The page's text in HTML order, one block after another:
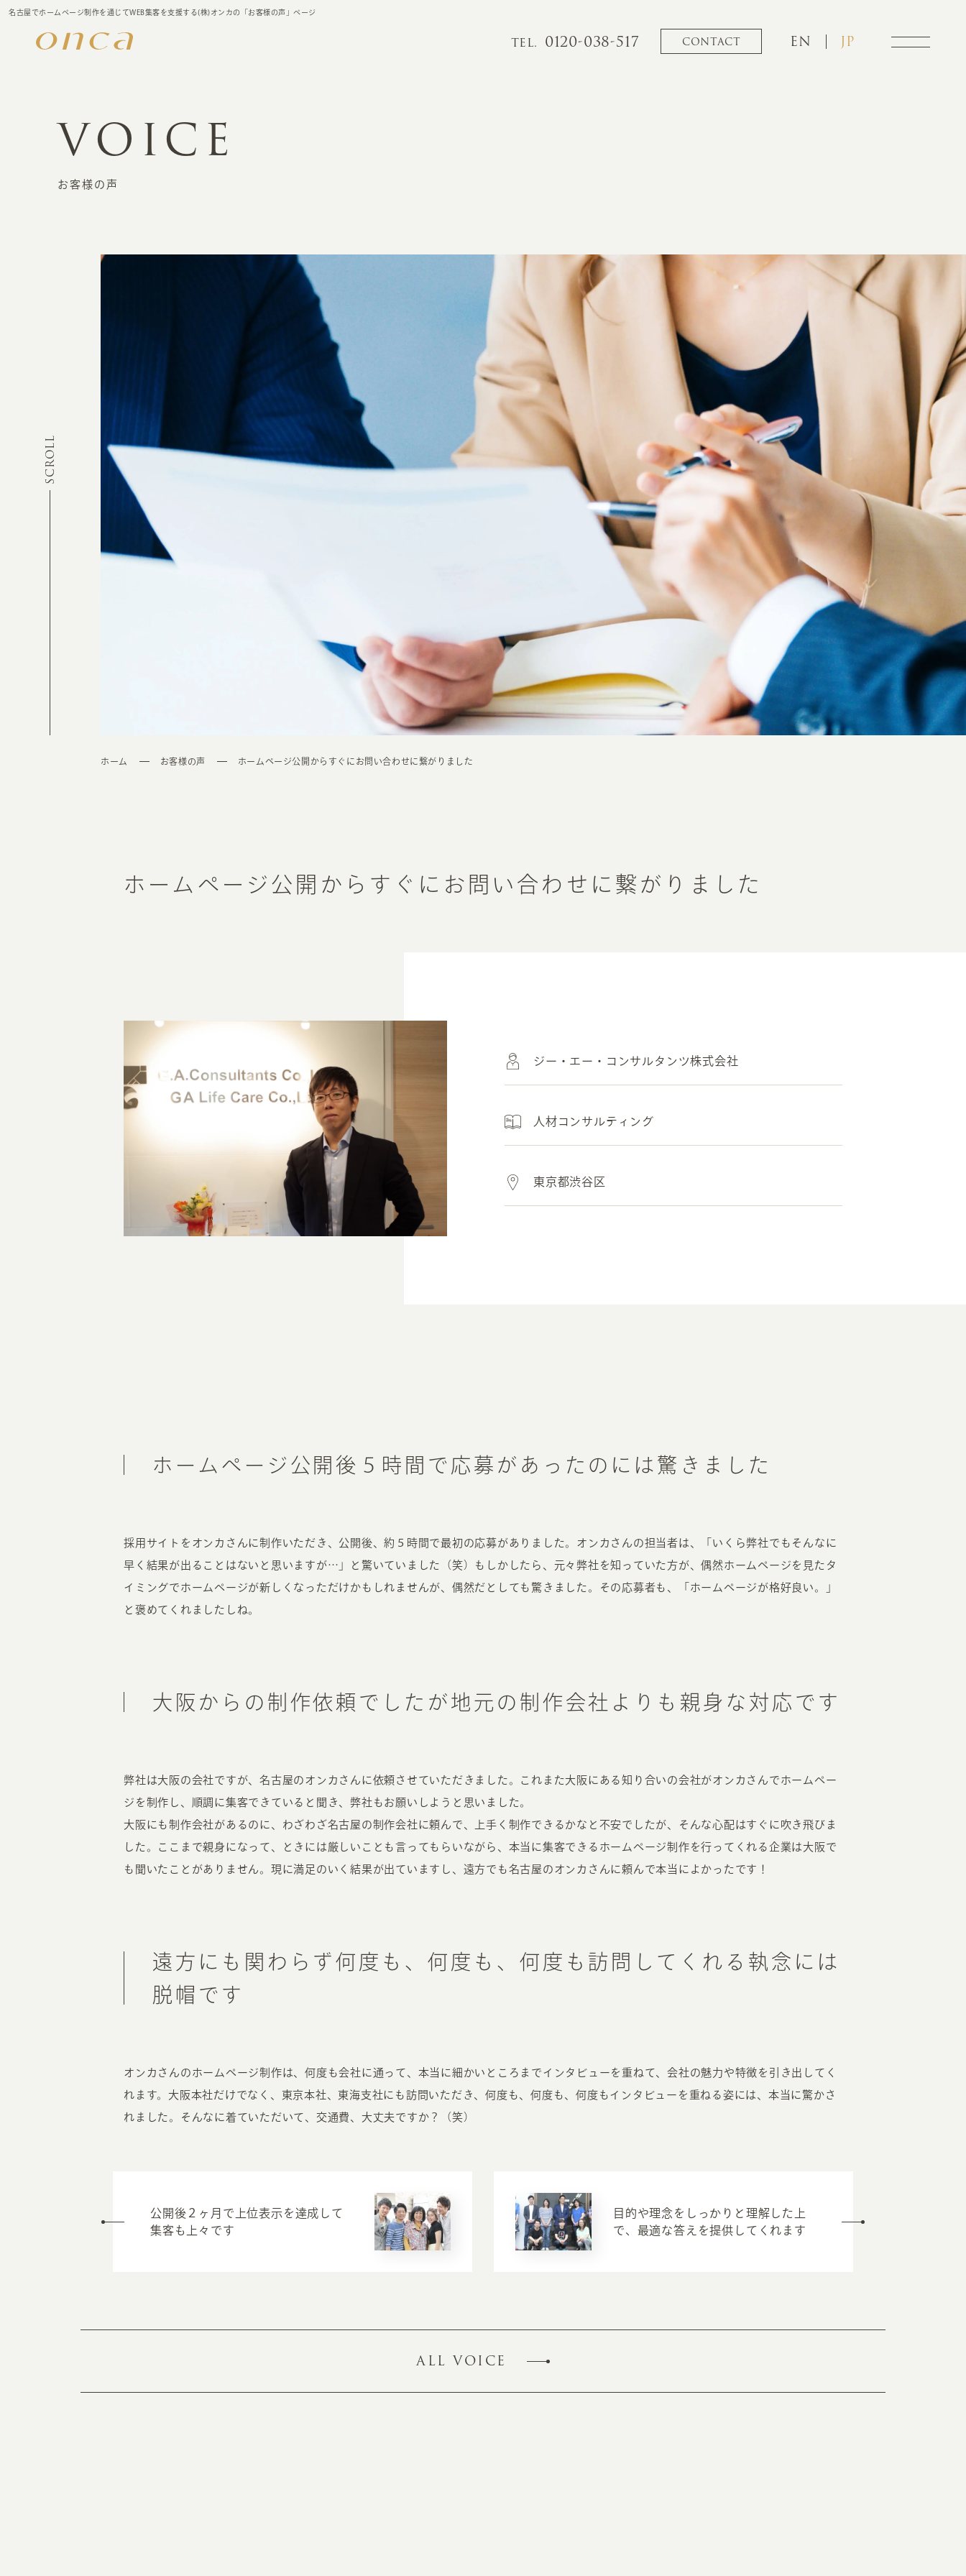
名古屋でホームページ制作を通じてWEB集客を支援する(株)オンカの「お客様の声」ページ
TEL. 0120-038-517 CONTACT EN JP
ホーム
よくある質問
お客様の声
ホームページ制作の流れ
ホームページ集客にかける想い
社会貢献活動
オンカのホームページ制作
コンバージョン率・UI/UXを高めるデザイン
最新かつ正しい方法のSEO対策
あらゆる閲覧環境を想定した レスポンシブデザイン
ホームページ制作後の運用
VOICE
お客様の声
SCROLL
ホーム お客様の声 ホームページ公開からすぐにお問い合わせに繋がりました
ホームページ公開からすぐにお問い合わせに繋がりました
ジー・エー・コンサルタンツ株式会社
人材コンサルティング
東京都渋谷区
ホームページ公開後５時間で応募があったのには驚きました
採用サイトをオンカさんに制作いただき、公開後、約５時間で最初の応募がありました。オンカさんの担当者は、「いくら弊社でもそんなに
早く結果が出ることはないと思いますが…」と驚いていました（笑）もしかしたら、元々弊社を知っていた方が、偶然ホームページを見たタ
イミングでホームページが新しくなっただけかもしれませんが、偶然だとしても驚きました。その応募者も、「ホームページが格好良い。」
と褒めてくれましたしね。
大阪からの制作依頼でしたが地元の制作会社よりも親身な対応です
弊社は大阪の会社ですが、名古屋のオンカさんに依頼させていただきました。これまた大阪にある知り合いの会社がオンカさんでホームペー
ジを制作し、順調に集客できていると聞き、弊社もお願いしようと思いました。
大阪にも制作会社があるのに、わざわざ名古屋の制作会社に頼んで、上手く制作できるかなと不安でしたが、そんな心配はすぐに吹き飛びま
した。ここまで親身になって、ときには厳しいことも言ってもらいながら、本当に集客できるホームページ制作を行ってくれる企業は大阪で
も聞いたことがありません。現に満足のいく結果が出ていますし、遠方でも名古屋のオンカさんに頼んで本当によかったです！
遠方にも関わらず何度も、何度も、何度も訪問してくれる執念には
脱帽です
オンカさんのホームページ制作は、何度も会社に通って、本当に細かいところまでインタビューを重ねて、会社の魅力や特徴を引き出してく
れます。大阪本社だけでなく、東京本社、東海支社にも訪問いただき、何度も、何度も、何度もインタビューを重ねる姿には、本当に驚かさ
れました。そんなに着ていただいて、交通費、大丈夫ですか？（笑）
公開後２ヶ月で上位表示を達成して
集客も上々です
目的や理念をしっかりと理解した上
で、最適な答えを提供してくれます
ALL VOICE